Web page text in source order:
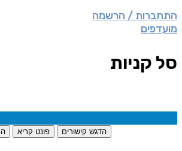
התחברות / הרשמה
מועדפים
סל קניות
פונט קריא
הדגש קישורים